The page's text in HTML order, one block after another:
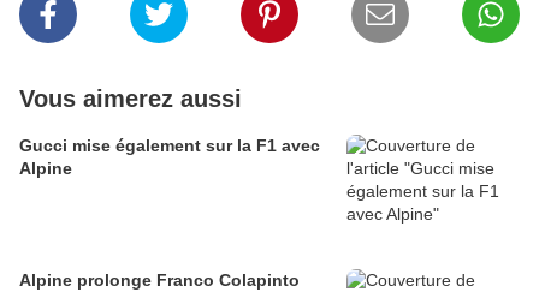
Vous aimerez aussi
Gucci mise également sur la F1 avec
Alpine
Alpine prolonge Franco Colapinto